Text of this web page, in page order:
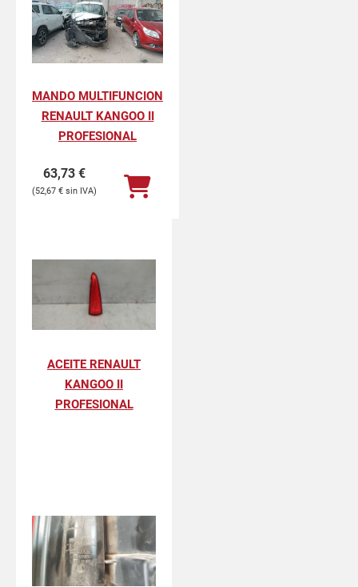
MANDO MULTIFUNCION
RENAULT KANGOO II
PROFESIONAL
63,73 €
52,67 €
ACEITE RENAULT
KANGOO II
PROFESIONAL